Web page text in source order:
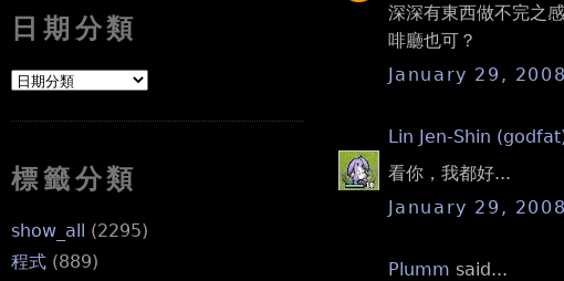
日期分類
標籤分類
show_all (2295)
程式 (889)
深深有東西做不完之
啡廳也可？
January 29,
Lin Jen-Shin
看你，我都好...
January 29,
Plumm said...